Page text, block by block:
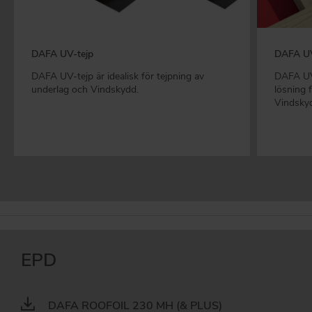
DAFA UV-tejp
DAFA UV-tejp är idealisk för tejpning av
underlag och Vindskydd.
DAFA
DAFA
lösning
EPD
DAFA ROOFOIL 230 MH (& PLUS)